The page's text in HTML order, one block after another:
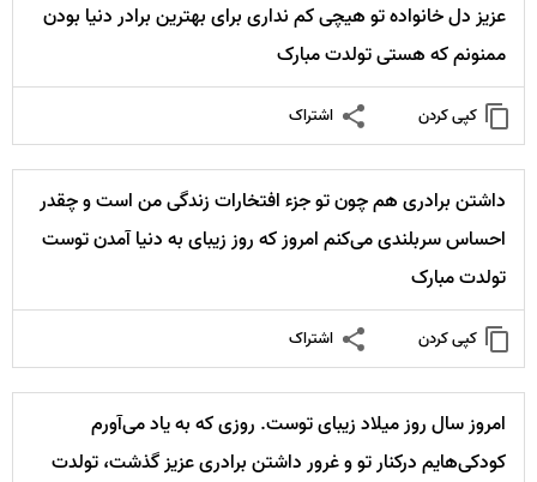
عزیز دل خانواده تو هیچی کم نداری برای بهترین برادر دنیا بودن
ممنونم که هستی تولدت مبارک
کپی کردن اشتراک
داشتن برادری هم چون تو جزء افتخارات زندگی من است و چقدر
احساس سربلندی می‌کنم امروز که روز زیبای به دنیا آمدن توست
تولدت مبارک
کپی کردن اشتراک
امروز سال روز میلاد زیبای توست. روزی که به یاد می‌آورم
کودکی‌هایم درکنار تو و غرور داشتن برادری عزیز گذشت، تولدت